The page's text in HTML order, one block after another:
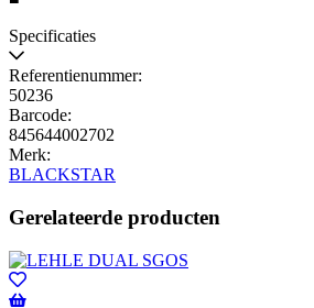
Specificaties
Referentienummer:
50236
Barcode:
845644002702
Merk:
BLACKSTAR
Gerelateerde producten